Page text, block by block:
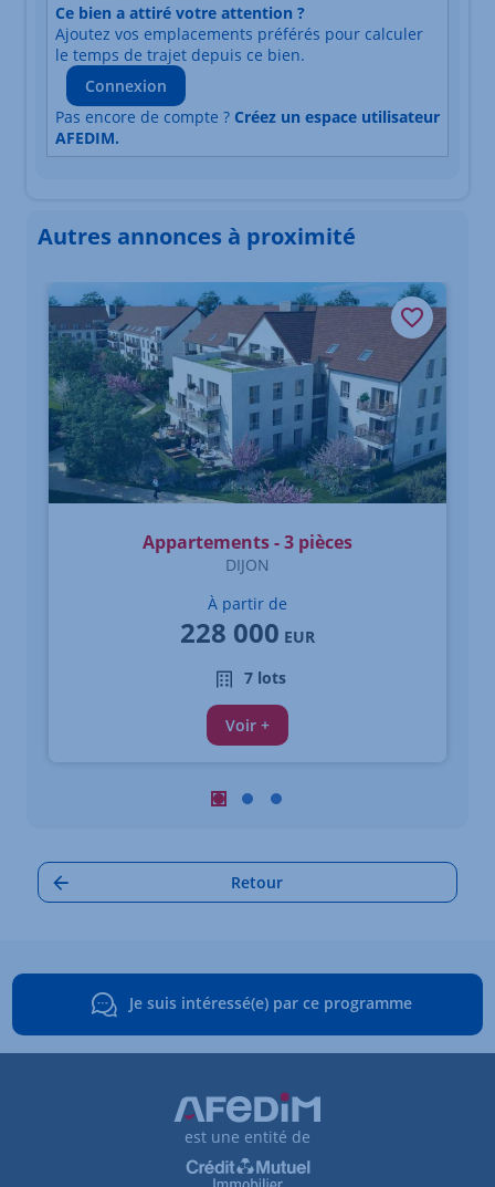
Adresse
Durée du trajet en voiture
Durée du trajet en
Ce bien a attiré votre attention ?
Ajoutez vos emplacements préférés pour calculer
le temps de trajet depuis ce bien.
Connexion
Pas encore de compte ? Créez un espace utilisateur
AFEDIM.
Autres annonces à proximité
Carrousel : Autres annonces à
Carrousel : Autres annonces à
Carrousel : Autres
Élément 1 sur 3
Appartements - 3 pièces
DIJON
À partir de
228 000 EUR
7 lots
Voir +
Retour
Je suis intéressé(e) par ce programme
est une entité de